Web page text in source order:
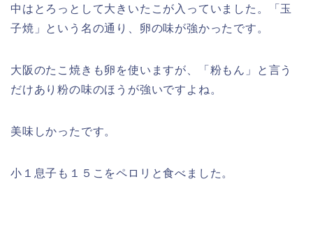
中はとろっとして大きいたこが入っていました。「玉
子焼」という名の通り、卵の味が強かったです。
大阪のたこ焼きも卵を使いますが、「粉もん」と言う
だけあり粉の味のほうが強いですよね。
美味しかったです。
小１息子も１５こをペロリと食べました。